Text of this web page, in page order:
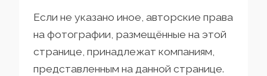
Если не указано иное, авторские права
на фотографии, размещённые на этой
странице, принадлежат компаниям,
представленным на данной странице.